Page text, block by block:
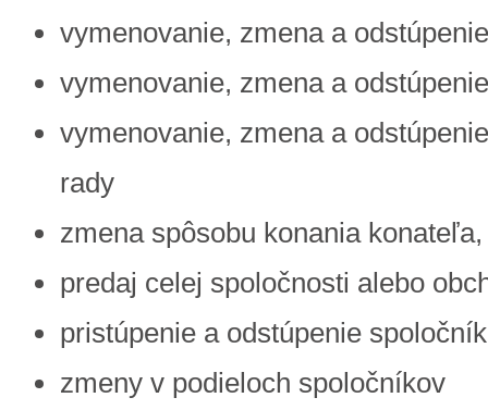
vymenovanie, zmena a
vymenovanie, zmena a
vymenovanie, zmena a
rady
zmena spôsobu konania
predaj celej spoločnosti alebo
pristúpenie a odstúpenie
zmeny v podieloch spoločníkov